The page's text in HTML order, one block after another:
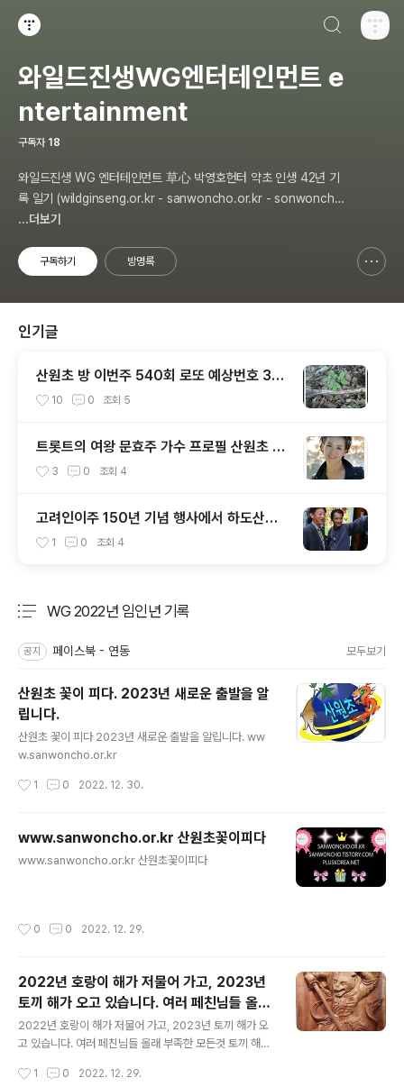
와일드진생WG엔터테인먼트 e
ntertainment
구독자 18
와일드진생 WG 엔터테인먼트 草心 박영호헌터 약초 인생 42년 기
록 일기 (wildginseng.or.kr - sanwoncho.or.kr - sonwoncho.
tistory.com) 통합
...더보기
구독하기 방명록
인기글
산원초 방 이번주 540회 로또 예상번호 3개
추천 합니다
10 0 조회 5
트롯트의 여왕 문효주 가수 프로필 산원초 산
원 적음
3 0 조회 4
고려인이주 150년 기념 행사에서 하도산삼
과 한민족연합 회원 문효주 가수 와 함께
1 0 조회 4
WG 2022년 임인년 기록
공지 페이스북 - 연동 모두보기
산원초 꽃이 피다. 2023년 새로운 출발을 알
립니다.
산원초 꽃이 피다 2023년 새로운 출발을 알립니다. ww
w.sanwoncho.or.kr
1 0 2022. 12. 30.
www.sanwoncho.or.kr 산원초꽃이피다
www.sanwoncho.or.kr 산원초꽃이피다
0 0 2022. 12. 29.
2022년 호랑이 해가 저물어 가고, 2023년
토끼 해가 오고 있습니다. 여러 페친님들 올래
부족한 모든것 토끼 해에 이루시길 기원 합니
다초심 합장 www.sanwoncho.or.kr산원
초꽃이피다
2022년 호랑이 해가 저물어 가고, 2023년 토끼 해가 오
고 있습니다. 여러 페친님들 올래 부족한 모든것 토끼 해에
r 산원초꽃이피다
1 0 2022. 12. 29.